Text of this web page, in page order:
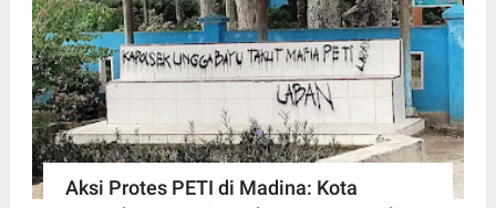
Aksi Protes PETI di Madina: Kota